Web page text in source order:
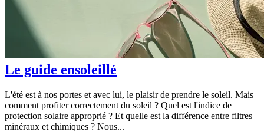
Le guide ensoleillé
L'été est à nos portes et avec lui, le plaisir de prendre le soleil. Mais
comment profiter correctement du soleil ? Quel est l'indice de
protection solaire approprié ? Et quelle est la différence entre filtres
minéraux et chimiques ? Nous...